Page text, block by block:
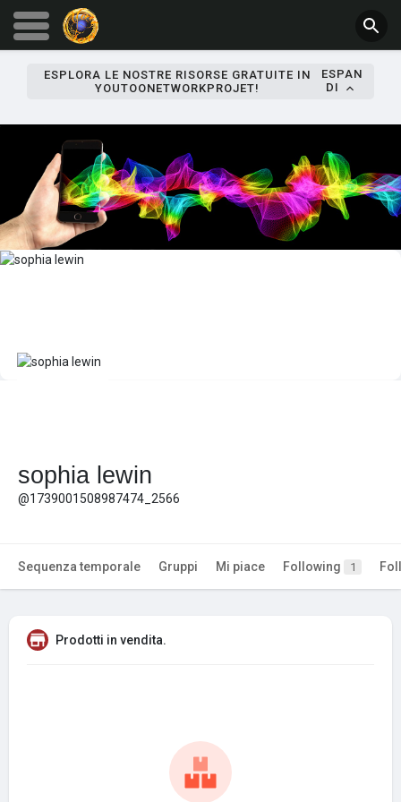
ESPLORA LE NOSTRE RISORSE GRATUITE IN
YOUTOONETWORKPROJET!
ESPAN
DI
sophia lewin
@1739001508987474_2566
Sequenza temporale Gruppi Mi piace Following 1
Prodotti in vendita.